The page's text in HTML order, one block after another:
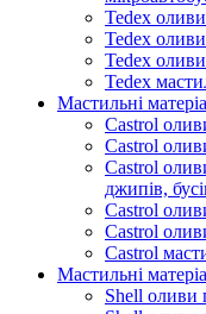
Tedex
Tedex
Tedex оливи
Tedex
Мастильні
Castrol
Castrol
Castrol
джипів,
Castrol
Castrol
Castrol
Мастильні
Shell оливи